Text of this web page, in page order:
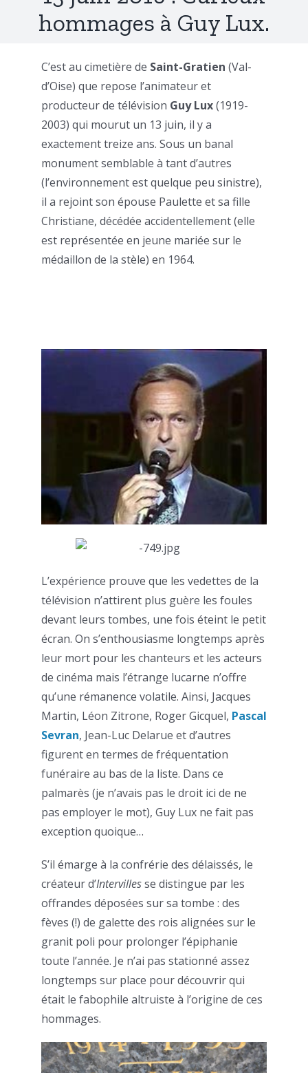
hommages à Guy Lux.
C’est au cimetière de Saint-Gratien (Val-
d’Oise) que repose l’animateur et
producteur de télévision Guy Lux(1919-
2003) qui mourut un 13 juin, il y a
exactement treize ans. Sous un banal
monument semblable à tant d’autres
(l’environnement est quelque peu sinistre),
il a rejoint son épouse Paulette et sa fille
Christiane, décédée accidentellement (elle
est représentée en jeune mariée sur le
médaillon de la stèle) en 1964.
L’expérience prouve que les vedettes de la
télévision n’attirent plus guère les foules
devant leurs tombes, une fois éteint le petit
écran. On s’enthousiasme longtemps après
leur mort pour les chanteurs et les acteurs
de cinéma mais l’étrange lucarne n’offre
qu’une rémanence volatile. Ainsi, Jacques
Martin, Léon Zitrone, Roger Gicquel, Pascal
Sevran, Jean-Luc Delarue et d’autres
figurent en termes de fréquentation
funéraire au bas de la liste. Dans ce
palmarès (je n’avais pas le droit ici de ne
pas employer le mot), Guy Lux ne fait pas
exception quoique…
S’il émarge à la confrérie des délaissés, le
créateur d’Intervillesse distingue par les
offrandes déposées sur sa tombe : des
fèves (!) de galette des rois alignées sur le
granit poli pour prolonger l’épiphanie
toute l’année. Je n’ai pas stationné assez
longtemps sur place pour découvrir qui
était le fabophile altruiste à l’origine de ces
hommages.